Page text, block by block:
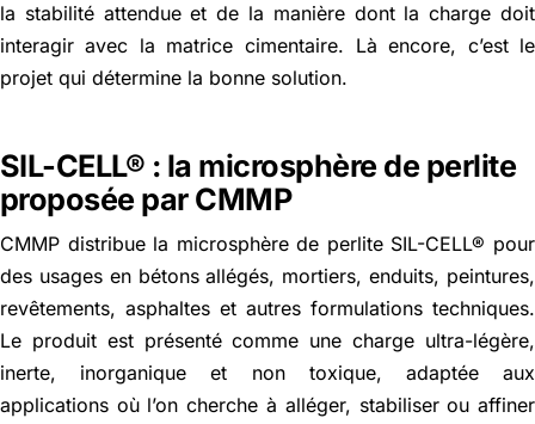
la stabilité attendue et de la manière dont la charge doit
interagir avec la matrice cimentaire. Là encore, c’est le
projet qui détermine la bonne solution.
SIL-CELL® : la microsphère de perlite
proposée par CMMP
CMMP distribue la microsphère de perlite SIL-CELL® pour
des usages en bétons allégés, mortiers, enduits, peintures,
revêtements, asphaltes et autres formulations techniques.
Le produit est présenté comme une charge ultra-légère,
inerte, inorganique et non toxique, adaptée aux
applications où l’on cherche à alléger, stabiliser ou affiner